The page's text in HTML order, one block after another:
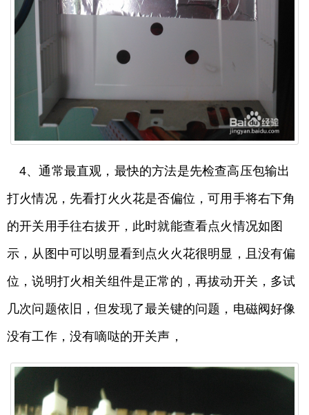
4、通常最直观，最快的方法是先检查高压包输出
打火情况，先看打火火花是否偏位，可用手将右下角
的开关用手往右拔开，此时就能查看点火情况如图
示，从图中可以明显看到点火火花很明显，且没有偏
位，说明打火相关组件是正常的，再拔动开关，多试
几次问题依旧，但发现了最关键的问题，电磁阀好像
没有工作，没有嘀哒的开关声，